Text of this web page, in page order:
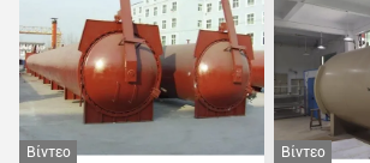
Βίντεο Βίντεο